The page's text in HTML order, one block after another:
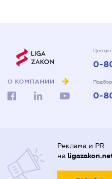
О КОМПАНИИ
Центр
0-
0-
Реклама и PR
на